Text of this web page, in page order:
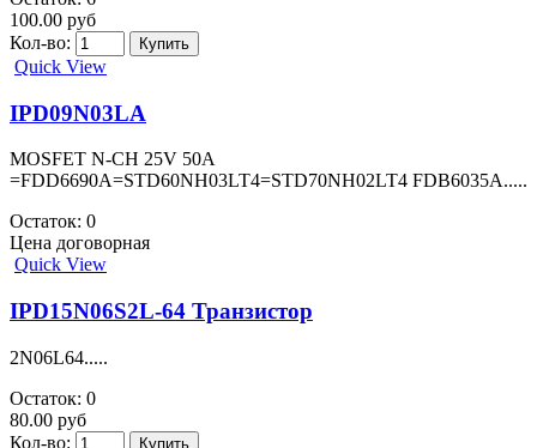
Quick View
IPB034N06L
.....
200.00 руб
Кол-во:
Quick View
IPB09N03LA
.....
Остаток: 6
69.00 руб
Кол-во:
Quick View